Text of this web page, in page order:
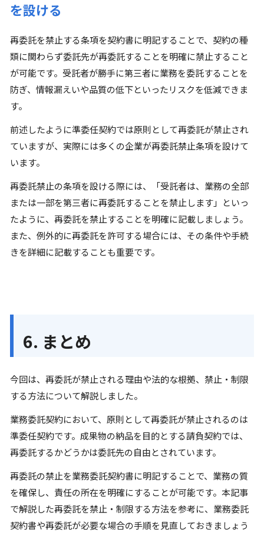
を設ける
再委託を禁止する条項を契約書に明記することで、契約の種
類に関わらず委託先が再委託することを明確に禁止すること
が可能です。受託者が勝手に第三者に業務を委託することを
防ぎ、情報漏えいや品質の低下といったリスクを低減できま
す。
前述したように準委任契約では原則として再委託が禁止され
ていますが、実際には多くの企業が再委託禁止条項を設けて
います。
再委託禁止の条項を設ける際には、「受託者は、業務の全部
または一部を第三者に再委託することを禁止します」といっ
たように、再委託を禁止することを明確に記載しましょう。
また、例外的に再委託を許可する場合には、その条件や手続
きを詳細に記載することも重要です。
6. まとめ
今回は、再委託が禁止される理由や法的な根拠、禁止・制限
する方法について解説しました。
業務委託契約において、原則として再委託が禁止されるのは
準委任契約です。成果物の納品を目的とする請負契約では、
再委託するかどうかは委託先の自由とされています。
再委託の禁止を業務委託契約書に明記することで、業務の質
を確保し、責任の所在を明確にすることが可能です。本記事
で解説した再委託を禁止・制限する方法を参考に、業務委託
契約書や再委託が必要な場合の手順を見直しておきましょう